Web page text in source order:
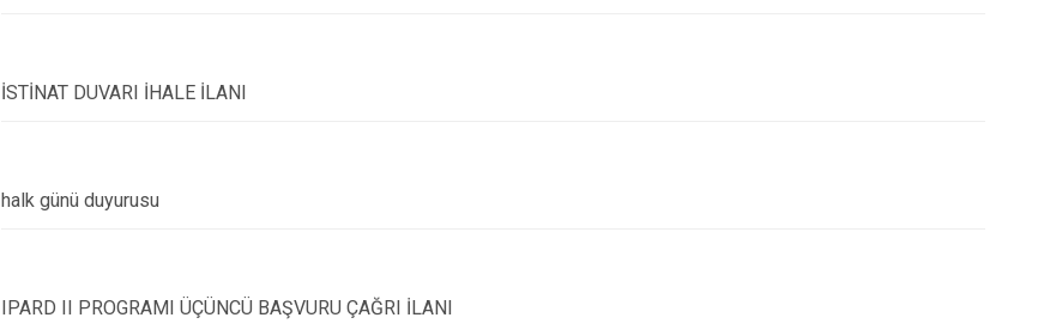
İSTİNAT DUVARI İHALE İLANI
halk günü duyurusu
IPARD II PROGRAMI ÜÇÜNCÜ BAŞVURU ÇAĞRI İLANI